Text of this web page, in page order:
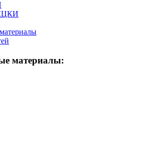
материалы: